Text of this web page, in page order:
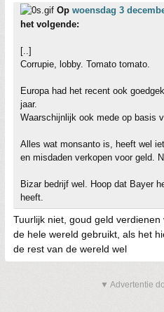
Op woensdag 3
het volgende:
[..]
Corrupie, lobby. Tomato tomato.
Europa had het recent ook
jaar.
Waarschijnlijk ook mede op basis
Alles wat monsanto is, heeft wel
en misdaden verkopen voor geld.
Bizar bedrijf wel. Hoop dat Bayer
heeft.
Tuurlijk niet, goud geld
de hele wereld gebruikt, als het
de rest van de wereld wel
▼ Advertentie